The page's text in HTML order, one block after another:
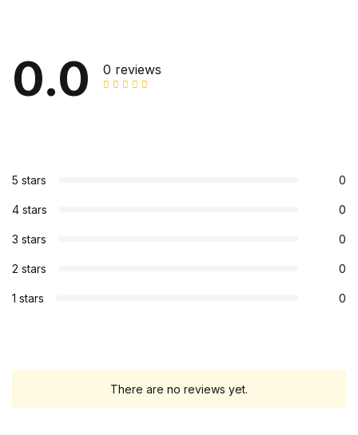
0.0 0 reviews
5 stars 0
4 stars 0
3 stars 0
2 stars 0
1 stars 0
There are no reviews yet.